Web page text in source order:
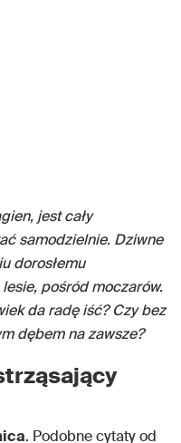
jest cały
samodzielnie. Dziwne
dorosłemu
pośród moczarów.
da radę iść? Czy bez
dębem na zawsze?
. Podobne cytaty od